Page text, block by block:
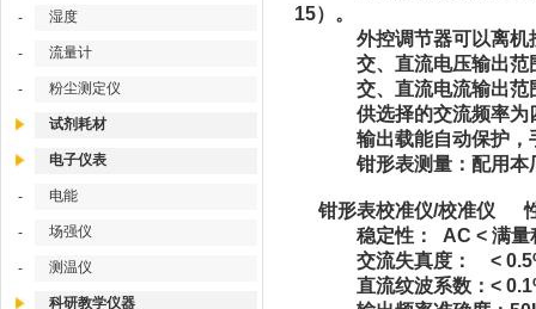
- 湿度
- 流量计
- 粉尘测定仪
试剂耗材
电子仪表
- 电能
- 场强仪
- 测温仪
科研教学仪器
15）。
外控调节器可以离机控
交、直流电压输出范围
交、直流电流输出范
供选择的交流频率为四
输出载能自动保护
钳形表测量：配用本厂
钳形表校准仪/校准仪
稳定性： AC < 满量程
交流失真度： <
直流纹波系数：< 0.1%